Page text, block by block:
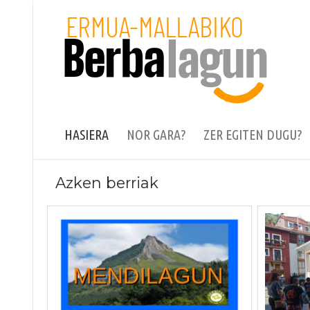
content
HASIERA NOR GARA? ZER EGITEN DUGU?
Azken berriak